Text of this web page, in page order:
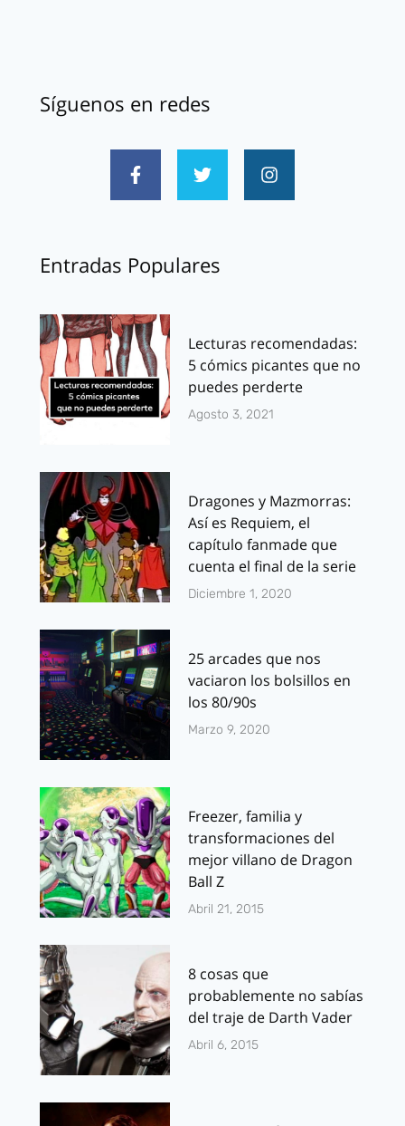
Síguenos en redes
Entradas Populares
Lecturas recomendadas:
5 cómics picantes que no
puedes perderte
Agosto 3, 2021
Dragones y Mazmorras:
Así es Requiem, el
capítulo fanmade que
cuenta el final de la serie
Diciembre 1, 2020
25 arcades que nos
vaciaron los bolsillos en
los 80/90s
Marzo 9, 2020
Freezer, familia y
transformaciones del
mejor villano de Dragon
Ball Z
Abril 21, 2015
8 cosas que
probablemente no sabías
del traje de Darth Vader
Abril 6, 2015